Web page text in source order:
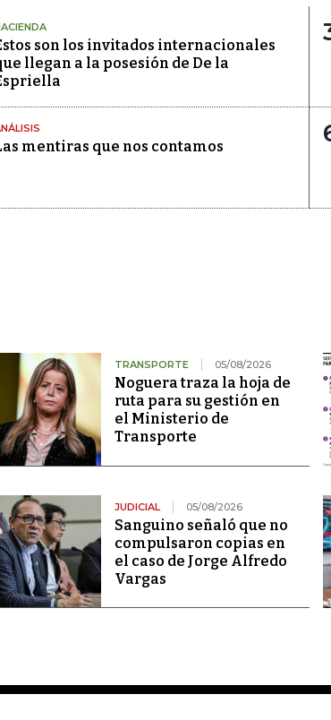
son los invitados internacionales
llegan a la posesión de De la
mentiras que nos contamos
TRANSPORTE 05/08/2026
Noguera traza la hoja de
ruta para su gestión en
el Ministerio de
Transporte
JUDICIAL 05/08/2026
Sanguino señaló que no
compulsaron copias en
el caso de Jorge Alfredo
Vargas